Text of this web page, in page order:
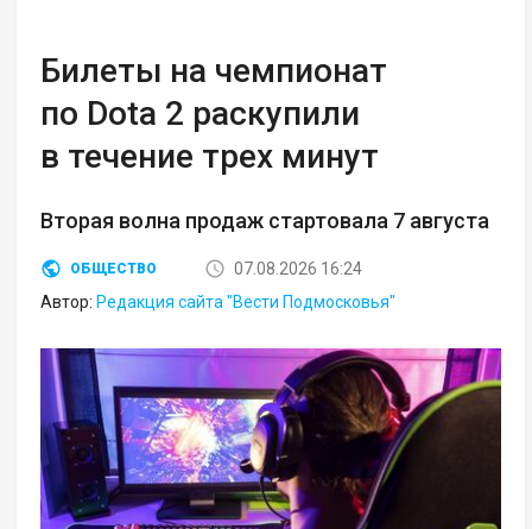
Билеты на чемпионат
по Dota 2 раскупили
в течение трех минут
Вторая волна продаж стартовала 7 августа
ОБЩЕСТВО
07.08.2026 16:24
Автор: Редакция сайта "Вести Подмосковья"